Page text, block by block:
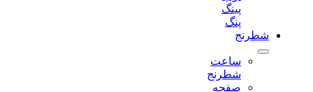
شطرنج
ساعت
شطرنج
صفحه